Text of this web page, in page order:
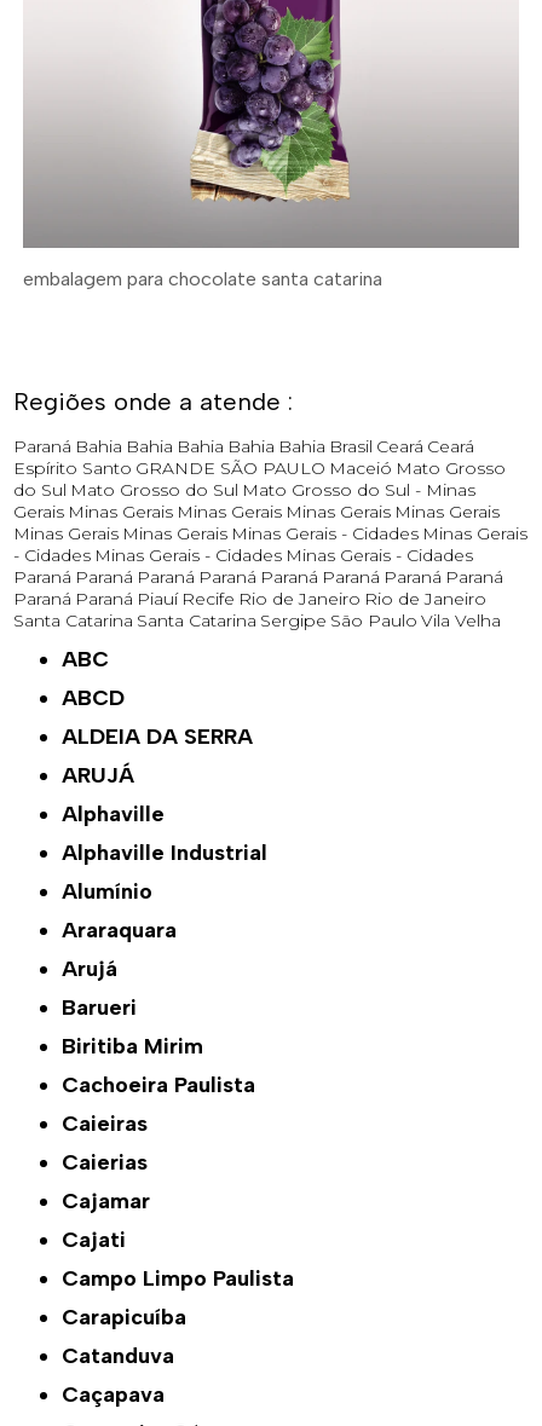
embalagem para chocolate santa catarina
Regiões onde a atende :
Paraná Bahia Bahia Bahia Bahia Bahia Brasil Ceará Ceará
Espírito Santo GRANDE SÃO PAULO Maceió Mato Grosso
do Sul Mato Grosso do Sul Mato Grosso do Sul - Minas
Gerais Minas Gerais Minas Gerais Minas Gerais Minas Gerais
Minas Gerais Minas Gerais Minas Gerais - Cidades Minas Gerais
- Cidades Minas Gerais - Cidades Minas Gerais - Cidades
Paraná Paraná Paraná Paraná Paraná Paraná Paraná Paraná
Paraná Paraná Piauí Recife Rio de Janeiro Rio de Janeiro
Santa Catarina Santa Catarina Sergipe São Paulo Vila Velha
ABC
ABCD
ALDEIA DA SERRA
ARUJÁ
Alphaville
Alphaville Industrial
Alumínio
Araraquara
Arujá
Barueri
Biritiba Mirim
Cachoeira Paulista
Caieiras
Caierias
Cajamar
Cajati
Campo Limpo Paulista
Carapicuíba
Catanduva
Caçapava